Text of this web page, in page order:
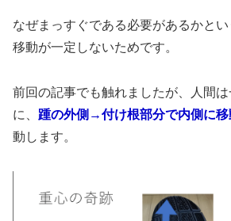
なぜまっすぐである必要があるかと
移動が一定しないためです。
前回の記事でも触れましたが、人間
に、 踵の外側→付け根部分で内側に
動します。